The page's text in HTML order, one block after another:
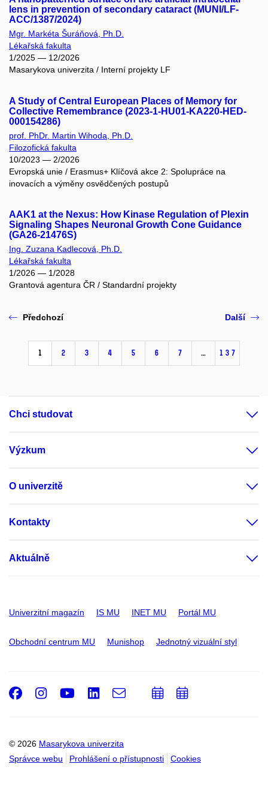
lens in prevention of secondary cataract (MUNI/LF-
ACC/1387/2024)
Mgr. Markéta Šuráňová, Ph.D.
Lékařská fakulta
1/2025 — 12/2026
Masarykova univerzita / Interní projekty LF
A Study of Central European Places of Memory for
Collective Remembrance (2023-1-HU01-KA220-HED-
000154286)
prof. PhDr. Martin Wihoda, Ph.D.
Filozofická fakulta
10/2023 — 2/2026
Evropská unie / Erasmus+ Klíčová akce 2: Spolupráce na
inovacích a výměny osvědčených postupů
AAK1 at the Nexus: How Kinase Regulation of Plexin
Signaling Shapes Neuronal Growth Cone Guidance
(GA26-21476S)
Ing. Zuzana Kadlecová, Ph.D.
Lékařská fakulta
1/2026 — 1/2028
Grantová agentura ČR / Standardní projekty
Předchozí
1 2 3 4 5 6 7 … 137
Další
Chci studovat
Výzkum
O univerzitě
Kontakty
Aktuálně
Univerzitní magazín IS MU INET MU Portál MU
Obchodní centrum MU Munishop Jednotný vizuální styl
© 2026 Masarykova univerzita
Správce webu
Prohlášení o přístupnosti Cookies
Facebook
Instagram
Youtube
LinkedIn
e-
PřidatPřidat